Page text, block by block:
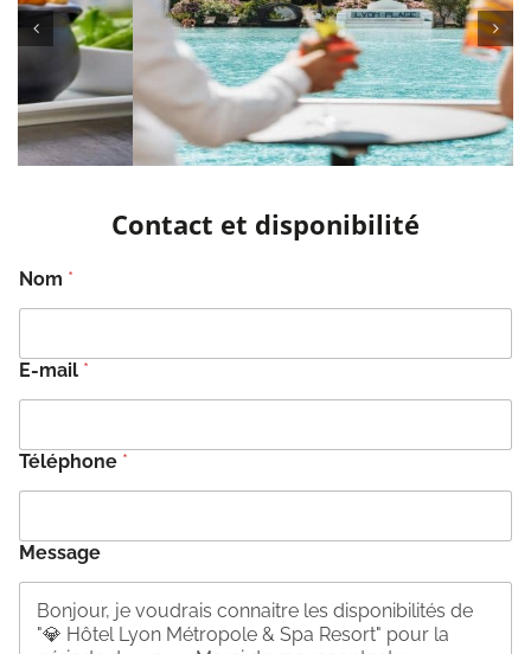
Contact et disponibilité
Nom *
E-mail *
Téléphone *
Message